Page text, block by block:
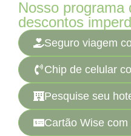
Nosso programa
descontos
Seguro viagem
Chip de celular
Pesquise seu
Cartão Wise